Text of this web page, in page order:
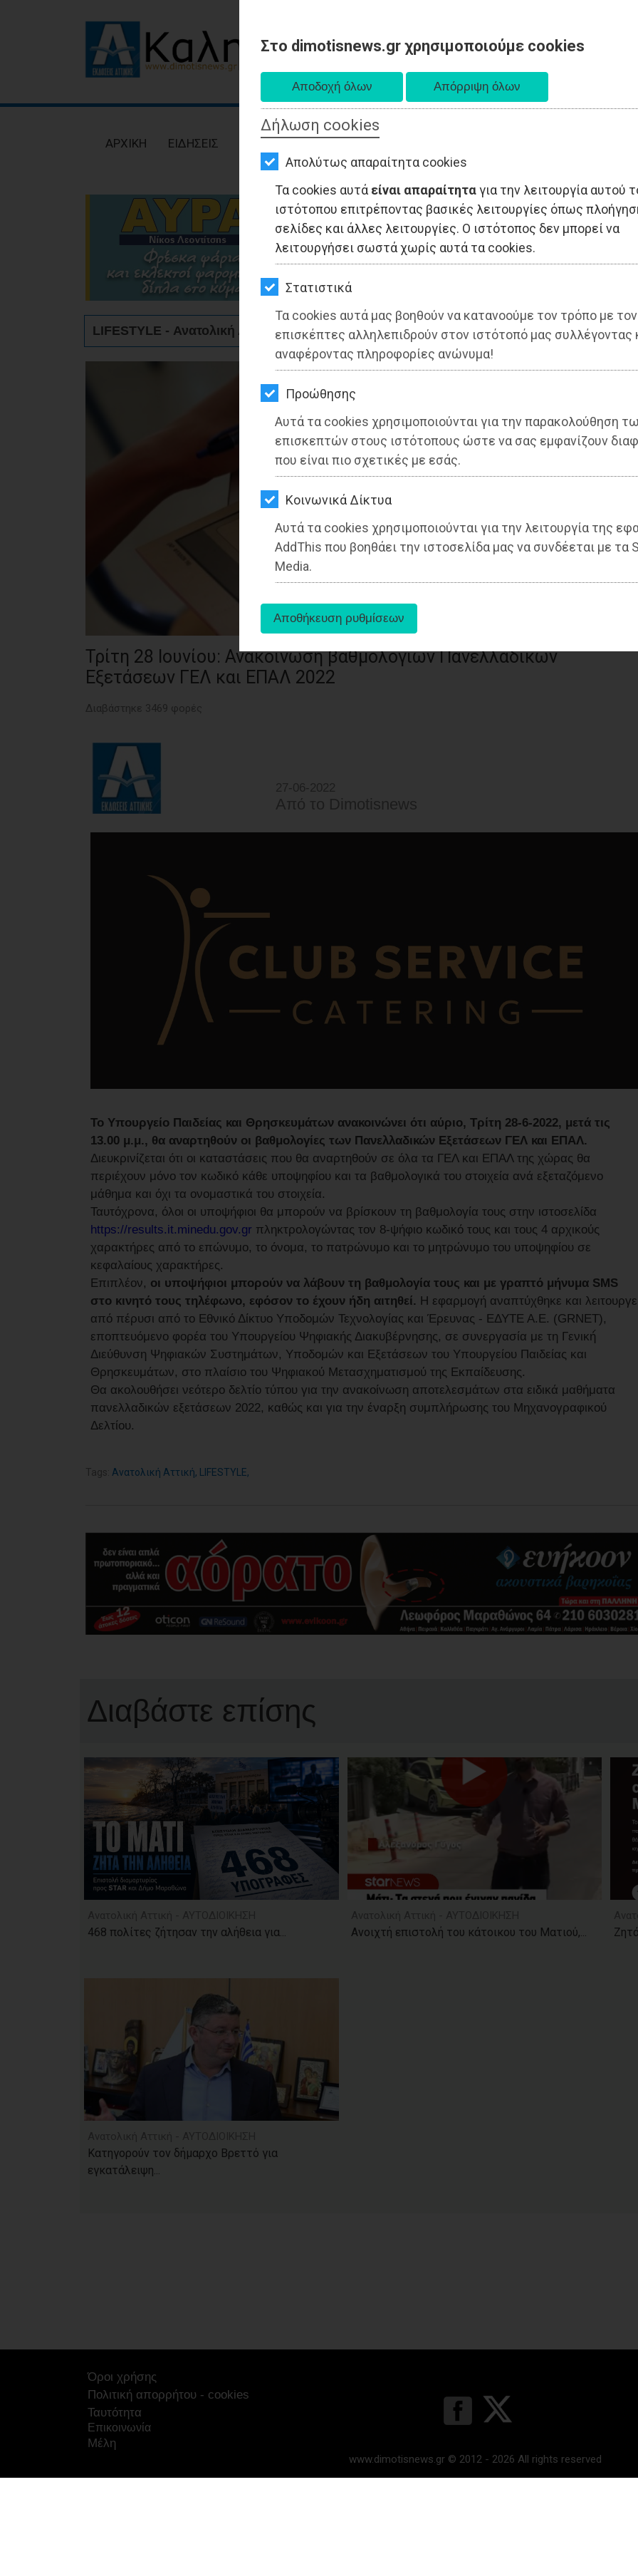
Στο dimotisnews.gr χρησιμοποιούμε cookies
Δήλωση cookies
Απολύτως απαραίτητα cookies
Τα cookies αυτά είναι απαραίτηταγια την λειτουργία αυτού
ιστότοπου επιτρέποντας βασικές λειτουργίες όπως
σελίδες και άλλες λειτουργίες. Ο ιστότοπος δεν μπορεί να
λειτουργήσει σωστά χωρίς αυτά τα cookies.
Στατιστικά
Τα cookies αυτά μας βοηθούν να κατανοούμε τον τρόπο με τον
επισκέπτες αλληλεπιδρούν στον ιστότοπό μας συλλέγοντας
αναφέροντας πληροφορίες ανώνυμα!
Προώθησης
Αυτά τα cookies χρησιμοποιούνται για την παρακολούθηση
επισκεπτών στους ιστότοπους ώστε να σας εμφανίζουν
που είναι πιο σχετικές με εσάς.
Kοινωνικά Δίκτυα
Αυτά τα cookies χρησιμοποιούνται για την λειτουργία της
AddThis που βοηθάει την ιστοσελίδα μας να συνδέεται με τα
Media.
ΕΙΔΗΣΕΙΣ
ΑΘΛΗΤΙΣΜΟΣ
ΠΟΛΙΤΙΣΜΟΣ
ΕΦΗΜΕΡΙΔΕΣ
ΨΙΘΥΡΟΙ
ΑΠΟΣΤΟΛΗ
AΡΧΙΚΗ ΕΙΔΗΣΕΙΣ
LIFESTYLE - Ανατολική Αττική
Τρίτη 28 Ιουνίου: Ανακοίνωση βαθμολογιών Πανελλαδικών
Εξετάσεων ΓΕΛ και ΕΠΑΛ 2022
Διαβάστηκε 3469 φορές
27-06-2022
Από τo Dimotisnews
Το Υπουργείο Παιδείας και Θρησκευμάτων ανακοινώνει ότι αύριο, Τρίτη 28-6-2022, μετά τις
13.00 μ.μ., θα αναρτηθούν οι βαθμολογίες των Πανελλαδικών Εξετάσεων ΓΕΛ και ΕΠΑΛ.
Διευκρινίζεται ότι οι καταστάσεις που θα αναρτηθούν σε όλα τα ΓΕΛ και ΕΠΑΛ της χώρας θα
περιέχουν μόνο τον κωδικό κάθε υποψηφίου και τα βαθμολογικά του στοιχεία ανά εξεταζόμενο
μάθημα και όχι τα ονομαστικά του στοιχεία.
Ταυτόχρονα, όλοι οι υποψήφιοι θα μπορούν να βρίσκουν τη βαθμολογία τους στην ιστοσελίδα
https://results.it.minedu.gov.gr πληκτρολογώντας τον 8-ψήφιο κωδικό τους και τους 4 αρχικούς
χαρακτήρες από το επώνυμο, το όνομα, το πατρώνυμο και το μητρώνυμο του υποψηφίου σε
κεφαλαίους χαρακτήρες.
Επιπλέον, οι υποψήφιοι μπορούν να λάβουν τη βαθμολογία τους και με γραπτό μήνυμα SMS
στο κινητό τους τηλέφωνο, εφόσον το έχουν ήδη αιτηθεί. Η εφαρμογή αναπτύχθηκε και
από πέρυσι από το Εθνικό Δίκτυο Υποδομών Τεχνολογίας και Έρευνας - ΕΔΥΤΕ Α.Ε. (GRNET),
εποπτευόμενο φορέα του Υπουργείου Ψηφιακής Διακυβέρνησης, σε συνεργασία με τη Γενική́
Διεύθυνση Ψηφιακών Συστημάτων, Υποδομών και Εξετάσεων του Υπουργείου Παιδείας και
Θρησκευμάτων, στο πλαίσιο του Ψηφιακού Μετασχηματισμού της Εκπαίδευσης.
Θα ακολουθήσει νεότερο δελτίο τύπου για την ανακοίνωση αποτελεσμάτων στα ειδικά μαθήματα
πανελλαδικών εξετάσεων 2022, καθώς και για την έναρξη συμπλήρωσης του Μηχανογραφικού
Δελτίου.
Tags: Ανατολική Αττική, LIFESTYLE,
Διαβάστε επίσης
468 πολίτες ζήτησαν την αλήθεια για... Ανοιχτή επιστολή του κάτοικου του Ματιού,...
Κατηγορούν τον δήμαρχο Βρεττό για
εγκατάλειψη...
Όροι χρήσης
Πολιτική απορρήτου - cookies
Ταυτότητα
Επικοινωνία
Μέλη
www.dimotisnews.gr © 2012 - 2026 All rights reserved